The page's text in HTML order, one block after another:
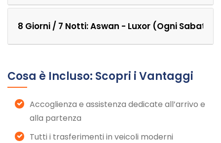
8 Giorni / 7 Notti: Aswan - Luxor (Ogni Sabato)
Cosa è Incluso: Scopri i Vantaggi
Accoglienza e assistenza dedicate all’arrivo e
alla partenza
Tutti i trasferimenti in veicoli moderni